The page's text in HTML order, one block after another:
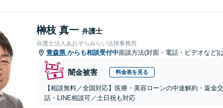
榊枝 真一 弁護士
弁護士法人あおぞらみらい法律事務所
青森県 からも相談受付中面談方法(対面・電話・ビデオなど)
闇金被害 料金表を見る
【相談無料／全国対応】医療・美容ローンの中途解約・返
話・LINE相談可／土日祝も対応